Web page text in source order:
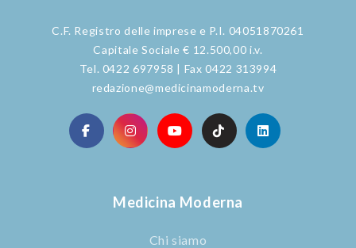
C.F. Registro delle imprese e P.I. 04051870261
Capitale Sociale € 12.500,00 i.v.
Tel. 0422 697958 | Fax 0422 313994
redazione@medicinamoderna.tv
Medicina Moderna
Chi siamo